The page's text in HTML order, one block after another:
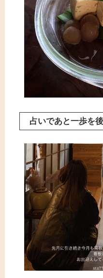
占いであと一歩を